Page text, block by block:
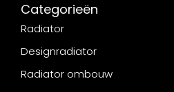
Categorieën
Radiator
Designradiator
Radiator ombouw